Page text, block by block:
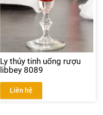
Ly thủy tinh uống rượu
libbey 8089
Liên hệ